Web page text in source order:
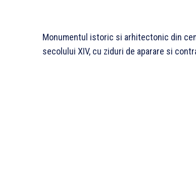
Monumentul istoric si arhitectonic din
secolului XIV, cu ziduri de aparare si